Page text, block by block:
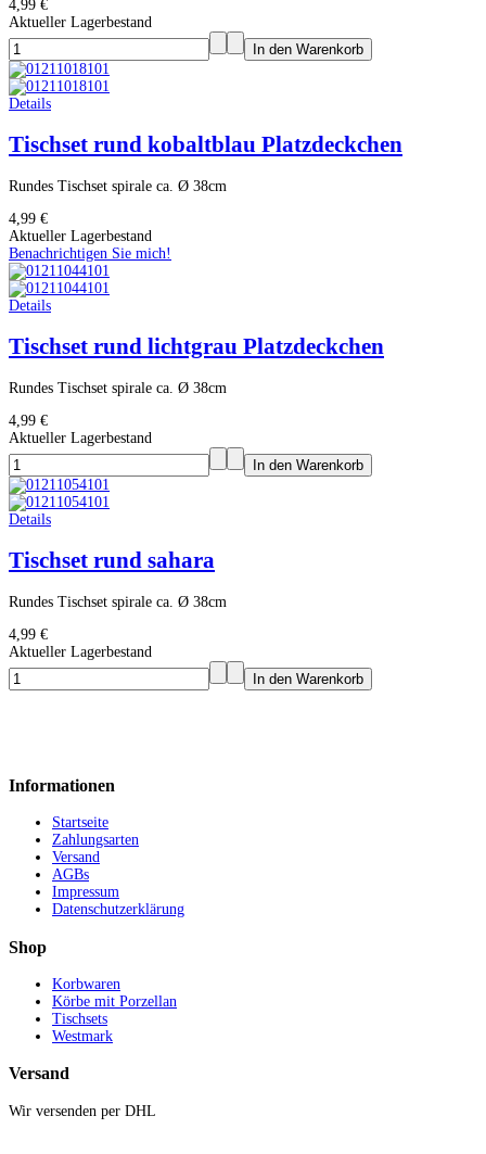
4,99 €
Aktueller Lagerbestand
Details
Tischset rund kobaltblau Platzdeckchen
Rundes Tischset spirale ca. Ø 38cm
4,99 €
Aktueller Lagerbestand
Benachrichtigen Sie mich!
Details
Tischset rund lichtgrau Platzdeckchen
Rundes Tischset spirale ca. Ø 38cm
4,99 €
Aktueller Lagerbestand
Details
Tischset rund sahara
Rundes Tischset spirale ca. Ø 38cm
4,99 €
Aktueller Lagerbestand
Informationen
Startseite
Zahlungsarten
Versand
AGBs
Impressum
Datenschutzerklärung
Shop
Korbwaren
Körbe mit Porzellan
Tischsets
Westmark
Versand
Wir versenden per DHL